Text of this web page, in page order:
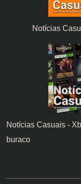
Notícias
Notícias Casuais -
buraco